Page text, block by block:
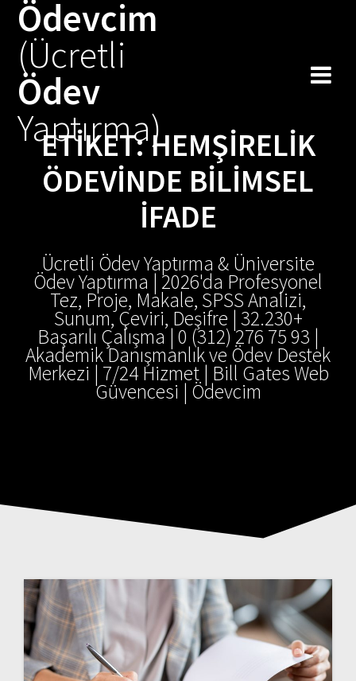
Ödevcim
(Ücretli
Ödev
Yaptırma)
ETIKET:HEMŞIRELIK
ÖDEVINDE BILIMSEL
IFADE
Ücretli Ödev Yaptırma & Üniversite
Ödev Yaptırma | 2026'da Profesyonel
Tez, Proje, Makale, SPSS Analizi,
Sunum, Çeviri, Deşifre | 32.230+
Başarılı Çalışma | 0 (312) 276 75 93 |
Akademik Danışmanlık ve Ödev Destek
Merkezi | 7/24 Hizmet | Bill Gates Web
Güvencesi | Ödevcim